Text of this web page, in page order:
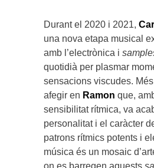
Durant el 2020 i 2021,
una nova etapa musical
amb l’electrònica i
quotidià per plasmar
sensacions viscudes. Més
afegir en Ramon que,
sensibilitat rítmica, va
personalitat i el caràcter
patrons rítmics potents i
música és un mosaic
on es barregen aquests